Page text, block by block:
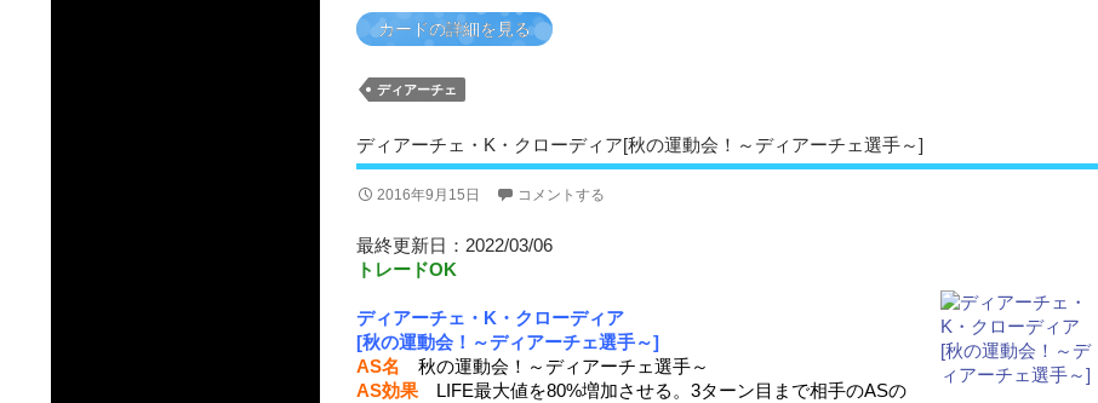
カードの詳細を見る
ディアーチェ
ディアーチェ・K・クローディア[秋の運動会！～ディアーチェ選手～]
2016年9月15日 コメントする
最終更新日：2022/03/06
トレードOK
ディアーチェ・K・クローディア
[秋の運動会！～ディアーチェ選手～]
AS名 秋の運動会！～ディアーチェ選手～
AS効果 LIFE最大値を80%増加させる。3ターン目まで相手のASの